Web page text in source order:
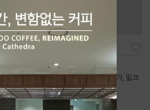
라
11
올데이 [중배전]
구운 곡물, 볶은 땅콩, 브라운 슈가, 밀크
초콜릿
8,220원